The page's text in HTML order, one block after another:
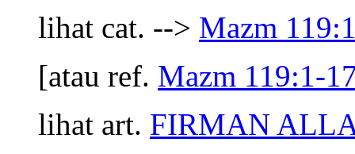
lihat cat. --> Mazm
[atau ref. Mazm 119:1-
lihat art. FIRMAN